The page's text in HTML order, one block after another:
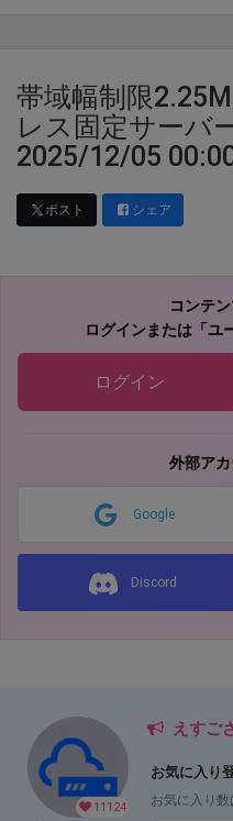
帯域幅制限
レス固定サーバ
2025/12/05
ポスト シェア
コンテ
ログインまたは「ユ
ログイン
外部ア
Google
Discord
11124
えすご
お気に入り
お気に入り数